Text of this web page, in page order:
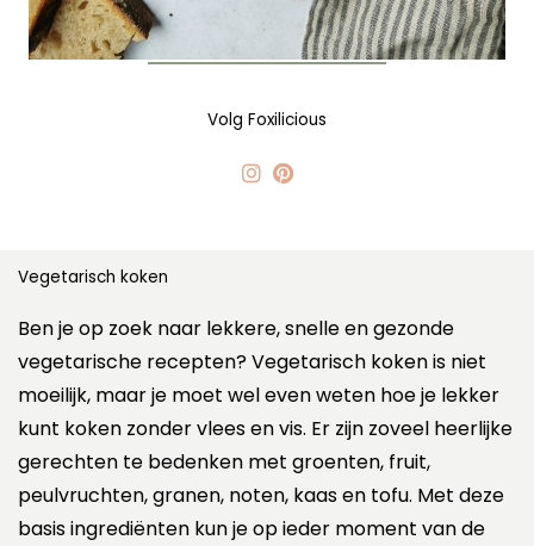
Volg Foxilicious
Vegetarisch koken
Ben je op zoek naar lekkere, snelle en gezonde
vegetarische recepten? Vegetarisch koken is niet
moeilijk, maar je moet wel even weten hoe je lekker
kunt koken zonder vlees en vis. Er zijn zoveel heerlijke
gerechten te bedenken met groenten, fruit,
peulvruchten, granen, noten, kaas en tofu. Met deze
basis ingrediënten kun je op ieder moment van de